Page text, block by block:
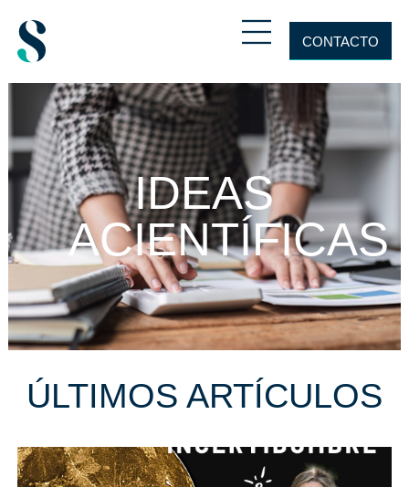
CONTACTO
IDEAS
ACIENTÍFICAS
ÚLTIMOS ARTÍCULOS